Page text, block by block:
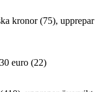
kronor (75), upprepar
euro (22)